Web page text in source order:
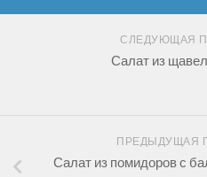
СЛЕДУЮЩАЯ
Салат из
ПРЕДЫДУЩАЯ
Салат из помидоров с